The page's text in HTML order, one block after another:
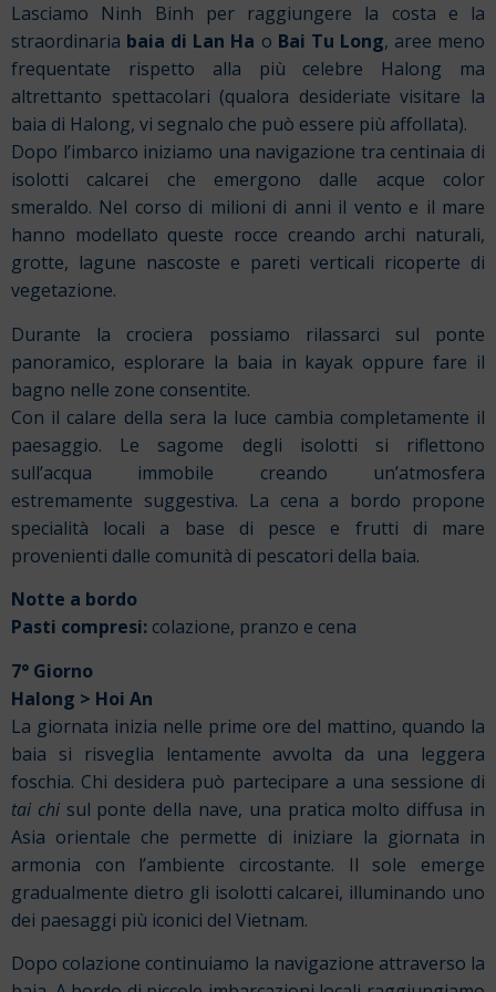
Lasciamo Ninh Binh per raggiungere la costa e la
straordinaria baia di Lan Ha o Bai Tu Long, aree meno
frequentate rispetto alla più celebre Halong ma
altrettanto spettacolari (qualora desideriate visitare la
baia di Halong, vi segnalo che può essere più affollata).
Dopo l’imbarco iniziamo una navigazione tra centinaia di
isolotti calcarei che emergono dalle acque color
smeraldo. Nel corso di milioni di anni il vento e il mare
hanno modellato queste rocce creando archi naturali,
grotte, lagune nascoste e pareti verticali ricoperte di
vegetazione.
Durante la crociera possiamo rilassarci sul ponte
panoramico, esplorare la baia in kayak oppure fare il
bagno nelle zone consentite.
Con il calare della sera la luce cambia completamente il
paesaggio. Le sagome degli isolotti si riflettono
sull’acqua immobile creando un’atmosfera
estremamente suggestiva. La cena a bordo propone
specialità locali a base di pesce e frutti di mare
provenienti dalle comunità di pescatori della baia.
Notte a bordo
Pasti compresi: colazione, pranzo e cena
7° Giorno
Halong > Hoi An
La giornata inizia nelle prime ore del mattino, quando la
baia si risveglia lentamente avvolta da una leggera
foschia. Chi desidera può partecipare a una sessione di
tai chisul ponte della nave, una pratica molto diffusa in
Asia orientale che permette di iniziare la giornata in
armonia con l’ambiente circostante. Il sole emerge
gradualmente dietro gli isolotti calcarei, illuminando uno
dei paesaggi più iconici del Vietnam.
Dopo colazione continuiamo la navigazione attraverso la